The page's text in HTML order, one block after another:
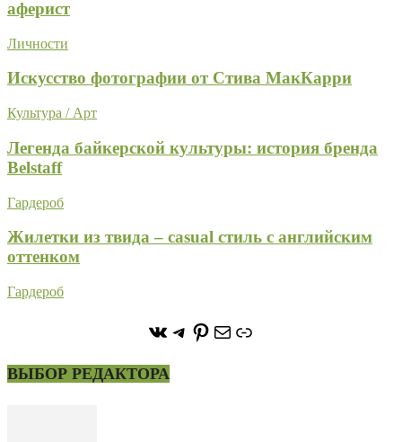
аферист
Личности
Искусство фотографии от Стива МакКарри
Культура / Арт
Легенда байкерской культуры: история бренда
Belstaff
Гардероб
Жилетки из твида – casual стиль с английским
оттенком
Гардероб
https://vk.com/
https://t.me/stoneforest
https://
ПочтаСсылка
ВЫБОР РЕДАКТОРА